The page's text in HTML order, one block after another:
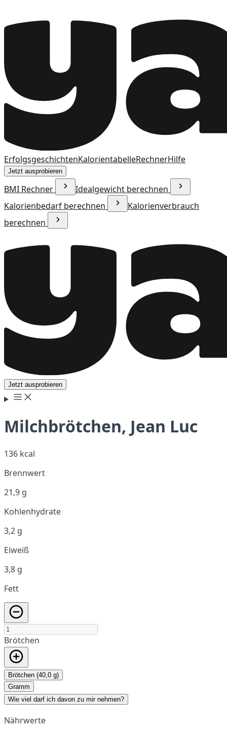
ErfolgsgeschichtenKalorientabelleRechnerHilfe
Jetzt ausprobieren
BMI Rechner
Idealgewicht berechnen
Kalorienbedarf berechnen
Kalorienverbrauch
berechnen
Jetzt ausprobieren
Milchbrötchen, Jean Luc
136 kcal
Brennwert
21,9 g
Kohlenhydrate
3,2 g
Eiweiß
3,8 g
Fett
Brötchen
Brötchen (40,0 g)
Gramm
Wie viel darf ich davon zu mir nehmen?
Nährwerte